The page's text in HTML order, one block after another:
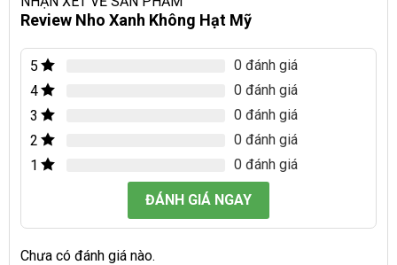
Review Nho Xanh Không Hạt Mỹ
5
0 đánh giá
4
0 đánh giá
3
0 đánh giá
2
0 đánh giá
1
0 đánh giá
ĐÁNH GIÁ NGAY
Chưa có đánh giá nào.